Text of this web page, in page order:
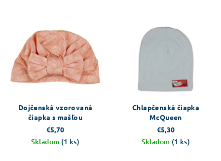
Dojčenská vzorovaná
čiapka s mašľou
€5,70
Skladom (1 ks)
Chlapčenská čiapka
McQueen
€5,30
Skladom (1 ks)